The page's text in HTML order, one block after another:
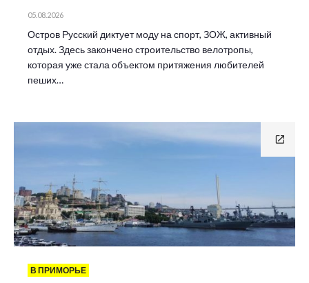
05.08.2026
Остров Русский диктует моду на спорт, ЗОЖ, активный
отдых. Здесь закончено строительство велотропы,
которая уже стала объектом притяжения любителей
пеших…
В ПРИМОРЬЕ